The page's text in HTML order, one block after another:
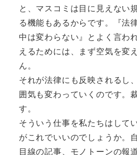
と、マスコミは目に見えない
る機能もあるからです。『法
中は変わらない』とよく言わ
えるためには、まず空気を変
ん。
それが法律にも反映されるし
囲気も変わっていくのです。
す。
そういう仕事を私たちはして
がこれでいいのでしょうか。
目線の記事、モノトーンの報